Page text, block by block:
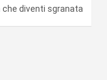
diventi sgranata